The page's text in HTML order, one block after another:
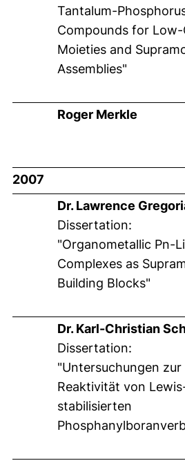
Tantalum-
Compounds for
Moieties and
Assemblies"
Roger Merkle
2007
Dr. Lawrence
Dissertation:
"Organometallic Pn-
Complexes as
Building Blocks"
Dr. Karl-Christian
Dissertation:
"Untersuchungen
Reaktivität von
stabilisierten